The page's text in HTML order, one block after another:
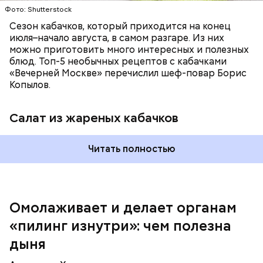
Фото: Shutterstock
Сезон кабачков, который приходится на конец
июля–начало августа, в самом разгаре. Из них
можно приготовить много интересных и полезных
блюд. Топ-5 необычных рецептов с кабачками
«Вечерней Москве» перечислил шеф-повар Борис
Копылов.
Салат из жареных кабачков
Читать полностью
Омолаживает и делает органам
«пилинг изнутри»: чем полезна
дыня
кремний — укрепляет кости, зубы, волосы и
ногти и оказывает омолаживающее действие;
клетчатка — достаточно нежная и забирает
излишки холестерина, сахара и соли тяжелых
фолиевая кислота (в большом количестве) —
она необходима беременным женщинам,
Вред дыни
А врач-эндокринолог Алексей Калинчев рассказал,
что существует множество блюд, где используют